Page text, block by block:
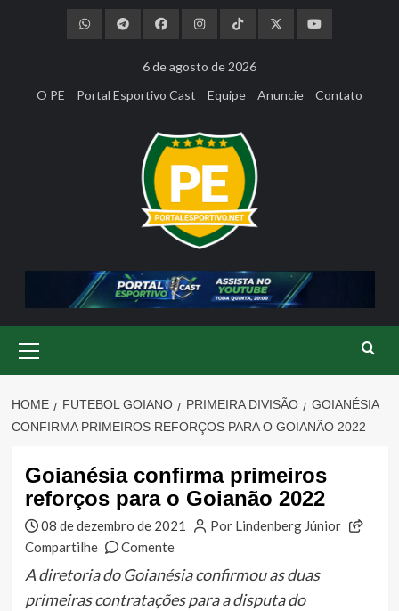
6 de agosto de 2026
O PE
Portal Esportivo Cast Equipe Anuncie Contato
Menu
HOME FUTEBOL GOIANO PRIMEIRA DIVISÃO
GOIANÉSIA
CONFIRMA PRIMEIROS REFORÇOS PARA O GOIANÃO 2022
Goianésia confirma primeiros
reforços para o Goianão 2022
08 de dezembro de 2021
Por Lindenberg Júnior
Compartilhe
Comente
A diretoria do Goianésia confirmou as duas
primeiras contratações para a disputa do